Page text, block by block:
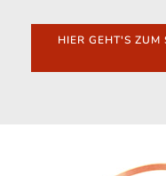
HIER GEHT'S ZUM